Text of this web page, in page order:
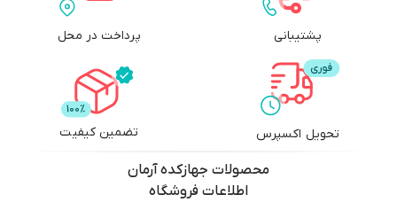
پشتیبانی پرداخت در محل
تحویل اکسپرس تضمین کیفیت
محصولات جهازکده آرمان
اطلاعات فروشگاه